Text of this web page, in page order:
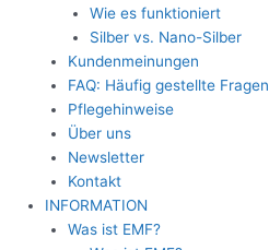
Wie es funktioniert
Silber vs. Nano-Silber
Kundenmeinungen
FAQ: Häufig gestellte Fragen
Pflegehinweise
Über uns
Newsletter
Kontakt
INFORMATION
Was ist EMF?